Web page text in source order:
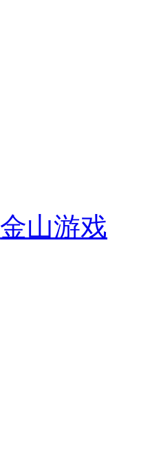
金山游戏